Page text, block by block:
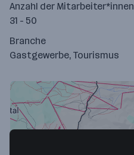
Anzahl der Mitarbeiter*innen
31 - 50
Branche
Gastgewerbe, Tourismus